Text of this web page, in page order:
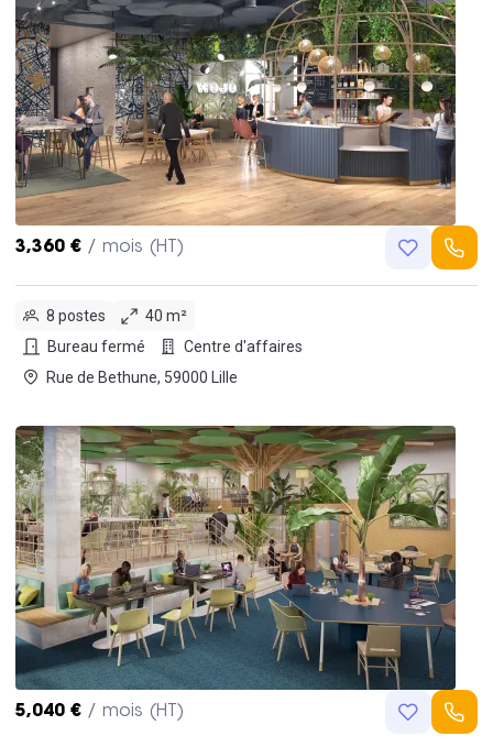
3,360 € / mois (HT)
8 postes
40 m²
Bureau fermé
Centre d'affaires
Rue de Bethune, 59000 Lille
5,040 € / mois (HT)